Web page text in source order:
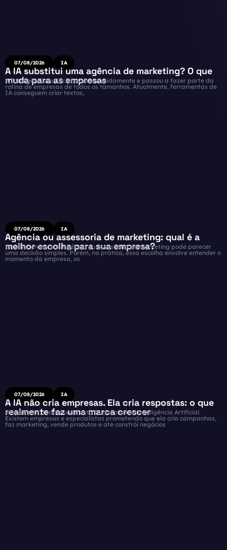
07/08/2026 IA
A IA substitui uma agência de marketing? O que
muda para as empresas
A Inteligência Artificial evoluiu rapidamente e passou a fazer parte da
rotina de empresas de todos os tamanhos. Atualmente, ferramentas de
IA conseguem criar textos,
07/08/2026 IA
Agência ou assessoria de marketing: qual é a
melhor escolha para sua empresa?
Escolher entre uma agência ou assessoria de marketing pode parecer
uma decisão simples. Porém, na prática, essa escolha envolve entender o
momento da empresa, os
07/08/2026 IA
A IA não cria empresas. Ela cria respostas: o que
realmente faz uma marca crescer
Atualmente, todo mundo está falando sobre Inteligência Artificial.
Existem empresas e especialistas prometendo que ela cria campanhas,
faz marketing, vende produtos e até constrói negócios